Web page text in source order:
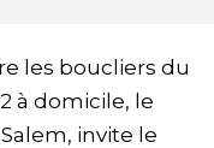
les boucliers du
à domicile, le
invite le